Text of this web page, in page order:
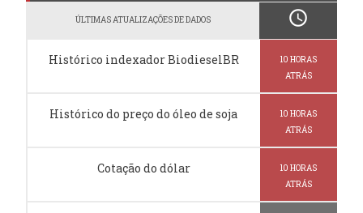
ÚLTIMAS ATUALIZAÇÕES DE DADOS schedule
Histórico indexador BiodieselBR
10 HORAS
ATRÁS
Histórico do preço do óleo de soja
10 HORAS
ATRÁS
Cotação do dólar
10 HORAS
ATRÁS